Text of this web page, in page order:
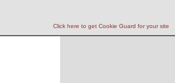
Click here to get Cookie Guard for your site